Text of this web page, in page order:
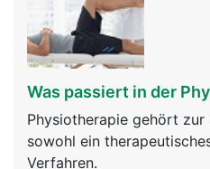
Was passiert in der
Physiotherapie gehört zur
sowohl ein
Verfahren.